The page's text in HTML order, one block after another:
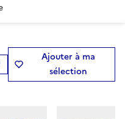
Ajouter à ma
sélection